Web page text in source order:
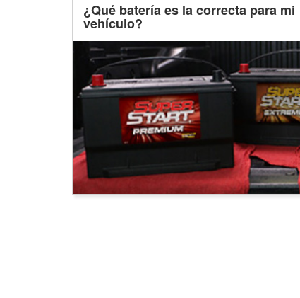
¿Qué batería es la correcta para mi
vehículo?